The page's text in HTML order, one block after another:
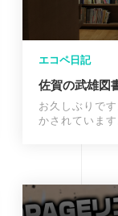
エコペ日記
佐賀の武雄図
お久しぶりで
かされていま